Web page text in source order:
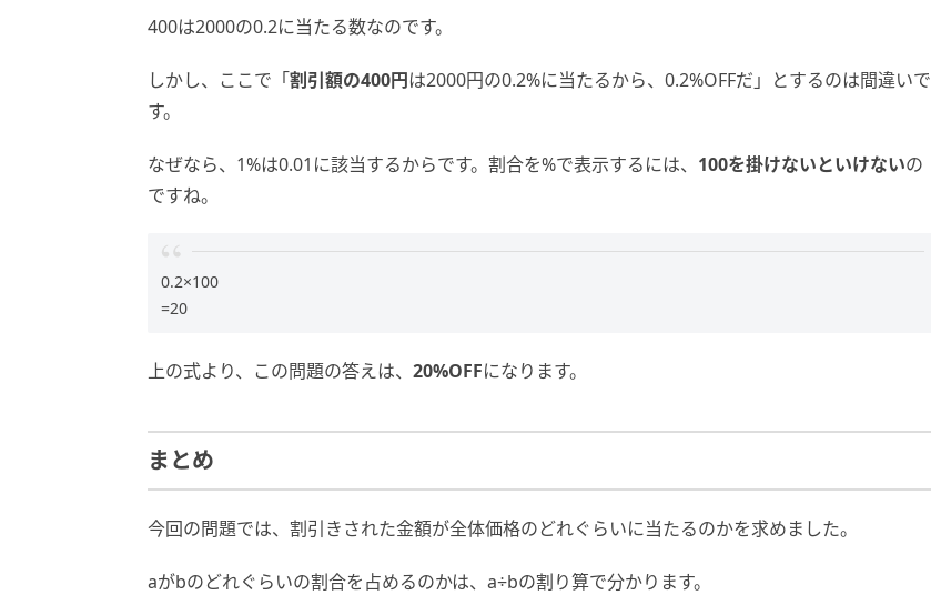
400は2000の0.2に当たる数なのです。
しかし、ここで「割引額の400円は2000円の0.2%に当たるから、0.2%OFFだ」とするのは間違いで
す。
なぜなら、1%は0.01に該当するからです。割合を%で表示するには、 100を掛けないといけないの
ですね。
0.2×100
=20
上の式より、この問題の答えは、 20%OFFになります。
まとめ
今回の問題では、割引きされた金額が全体価格のどれぐらいに当たるのかを求めました。
aがbのどれぐらいの割合を占めるのかは、a÷bの割り算で分かります。